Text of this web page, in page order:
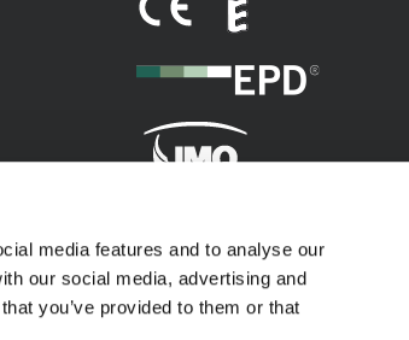
media features and to analyse our
our social media, advertising and
you’ve provided to them or that
Africa